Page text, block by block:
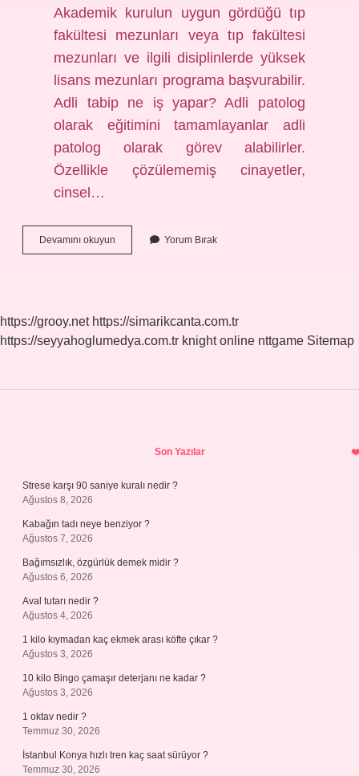
Akademik kurulun uygun gördüğü tıp
fakültesi mezunları veya tıp fakültesi
mezunları ve ilgili disiplinlerde yüksek
lisans mezunları programa başvurabilir.
Adli tabip ne iş yapar? Adli patolog
olarak eğitimini tamamlayanlar adli
patolog olarak görev alabilirler.
Özellikle çözülememiş cinayetler,
cinsel…
Devamını okuyun
Tabip
Yorum Bırak
https://grooy.net https://simarikcanta.com.tr
https://seyyahoglumedya.com.tr knight online nttgame Sitemap
Son Yazılar
Strese karşı 90 saniye kuralı nedir ?
Ağustos 8, 2026
Kabağın tadı neye benziyor ?
Ağustos 7, 2026
Bağımsızlık, özgürlük demek midir ?
Ağustos 6, 2026
Aval tutarı nedir ?
Ağustos 4, 2026
1 kilo kıymadan kaç ekmek arası köfte çıkar ?
Ağustos 3, 2026
10 kilo Bingo çamaşır deterjanı ne kadar ?
Ağustos 3, 2026
1 oktav nedir ?
Temmuz 30, 2026
İstanbul Konya hızlı tren kaç saat sürüyor ?
Temmuz 30, 2026